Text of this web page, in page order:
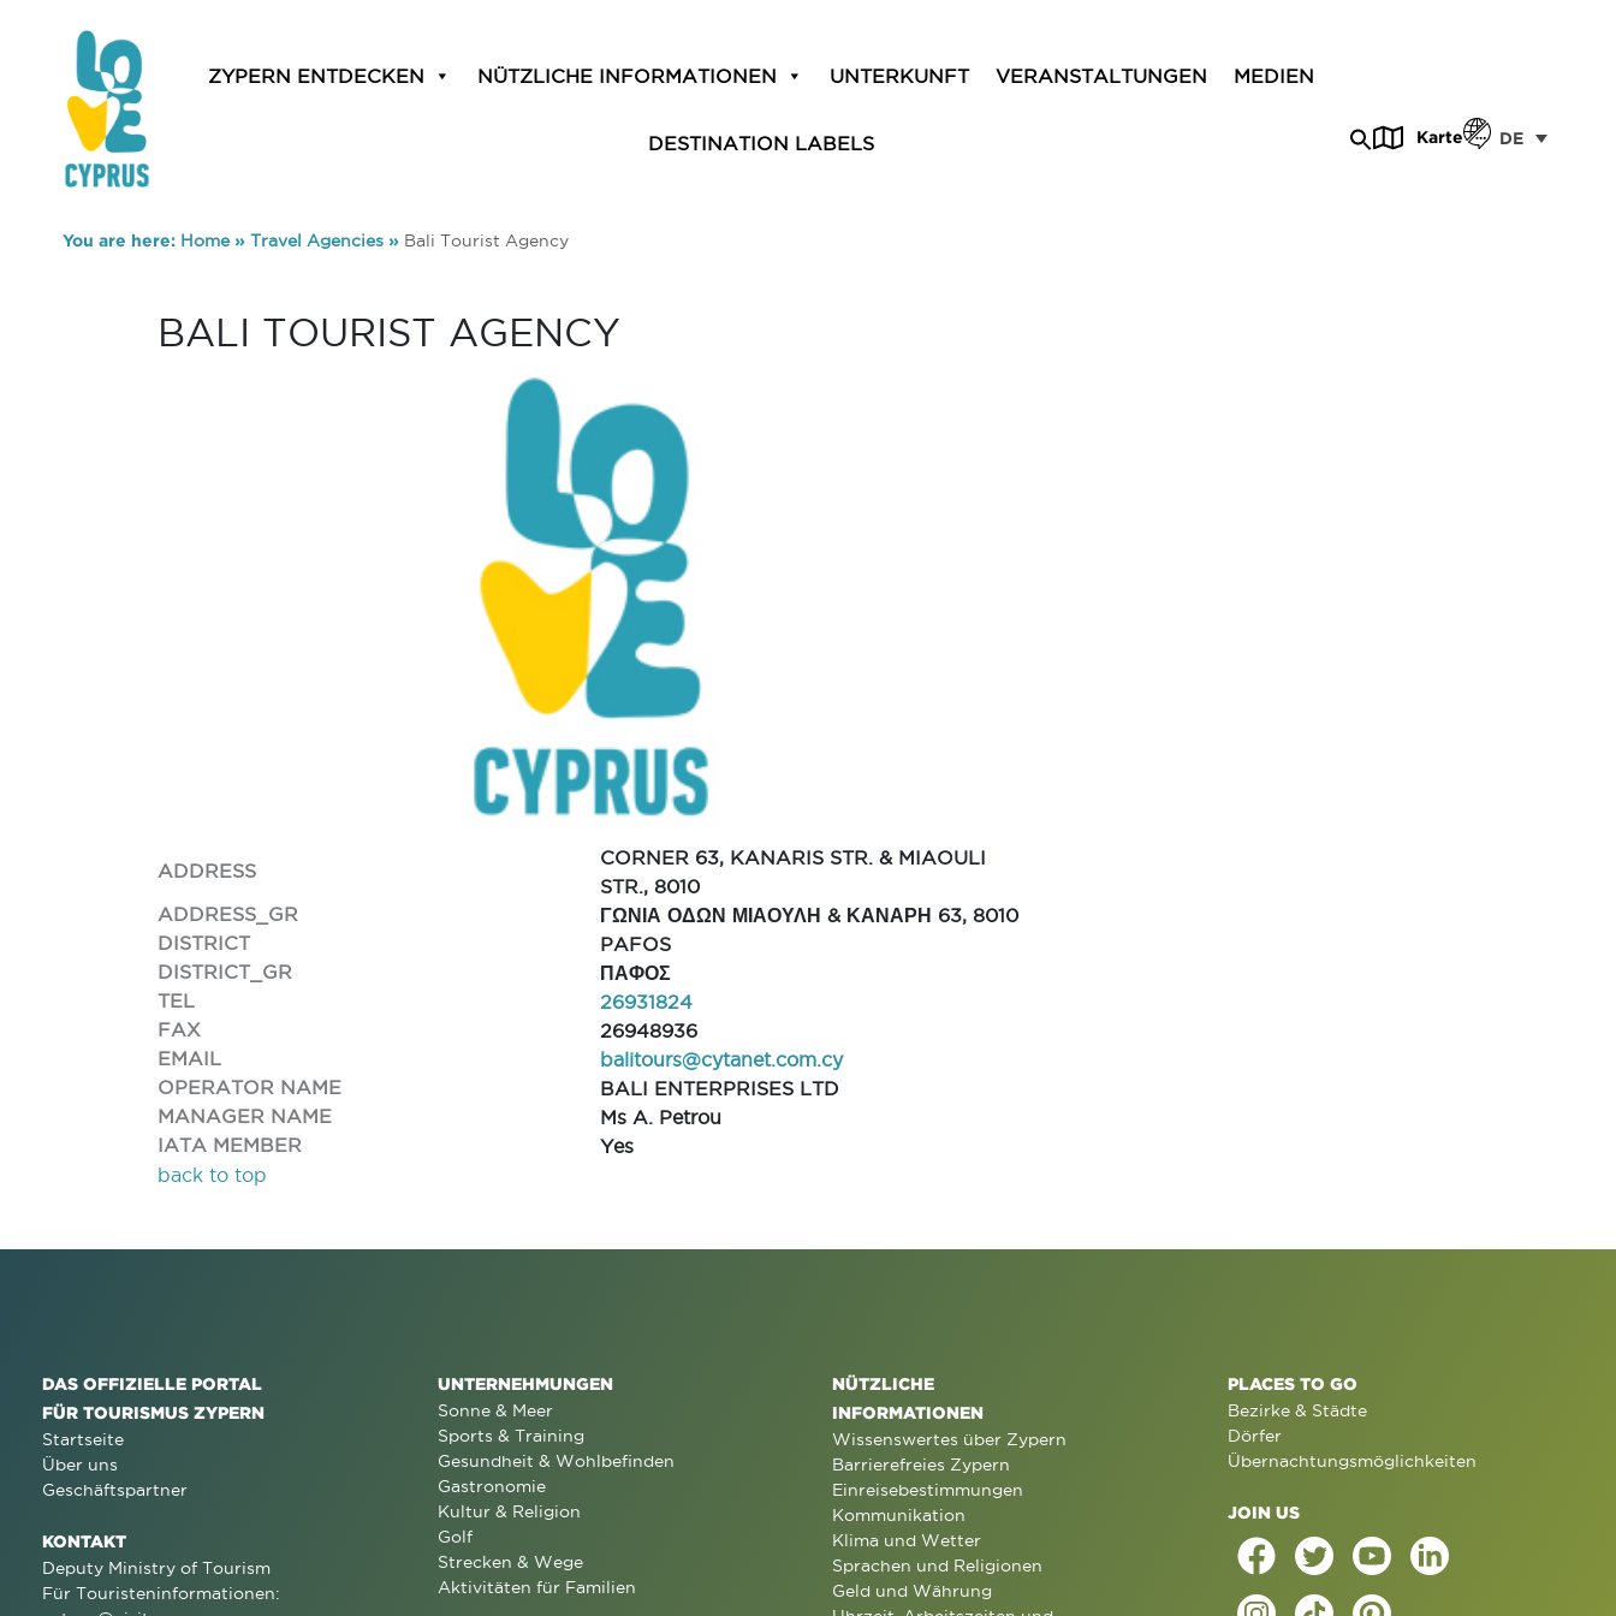
ZYPERN ENTDECKEN NÜTZLICHE INFORMATIONEN UNTERKUNFT VERANSTALTUNGEN MEDIEN
DESTINATION LABELS Karte DE
You are here: Home» Travel Agencies » Bali Tourist Agency
BALI TOURIST AGENCY
ADDRESS
CORNER 63, KANARIS STR. & MIAOULI
STR., 8010
ADDRESS_GR
ΓΩΝΙΑ ΟΔΩΝ ΜΙΑΟΥΛΗ & ΚΑΝΑΡΗ 63, 8010
DISTRICT
PAFOS
DISTRICT_GR
ΠΑΦΟΣ
TEL
26931824
FAX
26948936
EMAIL
balitours@cytanet.com.cy
OPERATOR NAME
BALI ENTERPRISES LTD
MANAGER NAME
Ms A. Petrou
IATA MEMBER
Yes
back to top
DAS OFFIZIELLE PORTAL
FÜR TOURISMUS ZYPERN
Startseite
Über uns
Geschäftspartner
KONTAKT
Deputy Ministry of Tourism
Für Touristeninformationen:
UNTERNEHMUNGEN
Sonne & Meer
Sports & Training
Gesundheit & Wohlbefinden
Gastronomie
Kultur & Religion
Golf
Strecken & Wege
Aktivitäten für Familien
NÜTZLICHE
INFORMATIONEN
Wissenswertes über Zypern
Barrierefreies Zypern
Einreisebestimmungen
Kommunikation
Klima und Wetter
Sprachen und Religionen
Geld und Währung
PLACES TO GO
Bezirke & Städte
Dörfer
Übernachtungsmöglichkeiten
JOIN US